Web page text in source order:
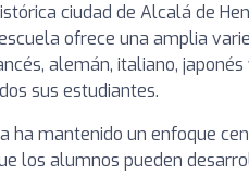
ciudad de Alcalá de
ofrece una amplia
alemán, italiano,
sus estudiantes.
ha mantenido un enfoque
los alumnos pueden